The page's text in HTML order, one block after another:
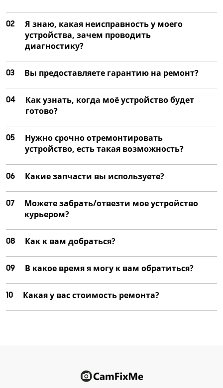
Ремонт или замена кнопок управления
от 1 750 ₽
от 1 500 ₽
Тестирование работы
от 1 000 ₽
от 4 250 ₽
Ремонт механизма стабилизации
от 2 500 ₽
от 1 000 ₽
Ремонт или замена крышки
от 1 250 ₽
Замена резьбы для фильтров
Ремонт резьбы для фильтров
от 1 500 ₽
Замена шлейфов внутри
Замена креплений
02
Я знаю, какая неисправность у моего
устройства, зачем проводить
диагностику?
03 Вы предоставляете гарантию на ремонт?
04
Как узнать, когда моё устройство будет
готово?
05
Нужно срочно отремонтировать
устройство, есть такая возможность?
06 Какие запчасти вы используете?
07
Можете забрать/отвезти мое устройство
курьером?
08 Как к вам добраться?
09 В какое время я могу к вам обратиться?
10 Какая у вас стоимость ремонта?